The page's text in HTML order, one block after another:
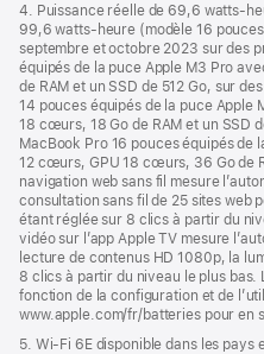
4. Puissance réelle de 69,6 watts-
99,6 watts-heure (modèle 16
septembre et octobre 2023 sur des
équipés de la puce Apple M3 Pro
de RAM et un SSD de 512 Go, sur
14 pouces équipés de la puce Apple
18 cœurs, 18 Go de RAM et un SSD
MacBook Pro 16 pouces équipés de
12 cœurs, GPU 18 cœurs, 36 Go de
navigation web sans fil mesure
consultation sans fil de 25 sites web
étant réglée sur 8 clics à partir du
vidéo sur l’app Apple TV mesure
lecture de contenus HD 1080p, la
8 clics à partir du niveau le plus bas.
fonction de la configuration et de
www.apple.com/fr/batteries pour en
5. Wi-Fi 6E disponible dans les pays